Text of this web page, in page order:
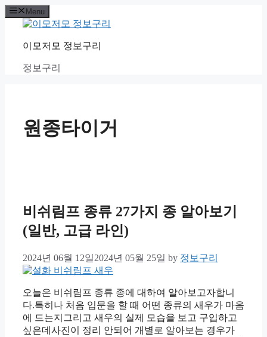
Skip
to
content
Menu
이모저모 정보구리
정보구리
원종타이거
비쉬림프 종류 27가지 종 알아보기
(일반, 고급 라인)
2024년 06월 12일2024년 05월 25일 by 정보구리
오늘은 비쉬림프 종류 종에 대하여 알아보고자합니
다.특히나 처음 입문을 할 때 어떤 종류의 새우가 마음
에 드는지그리고 새우의 실제 모습을 보고 구입하고
싶은데사진이 정리 안되어 개별로 알아보는 경우가